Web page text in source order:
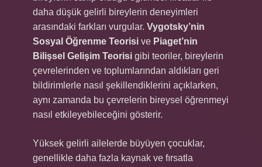
daha düşük gelirli bireylerin deneyimleri
arasındaki farkları vurgular. Vygotsky’nin
Sosyal Öğrenme Teorisi ve Piaget’nin
Bilişsel Gelişim Teorisi gibi teoriler, bireylerin
çevrelerinden ve toplumlarından aldıkları geri
bildirimlerle nasıl şekillendiklerini açıklarken,
aynı zamanda bu çevrelerin bireysel öğrenmeyi
nasıl etkileyebileceğini gösterir.
Yüksek gelirli ailelerde büyüyen çocuklar,
genellikle daha fazla kaynak ve fırsatla